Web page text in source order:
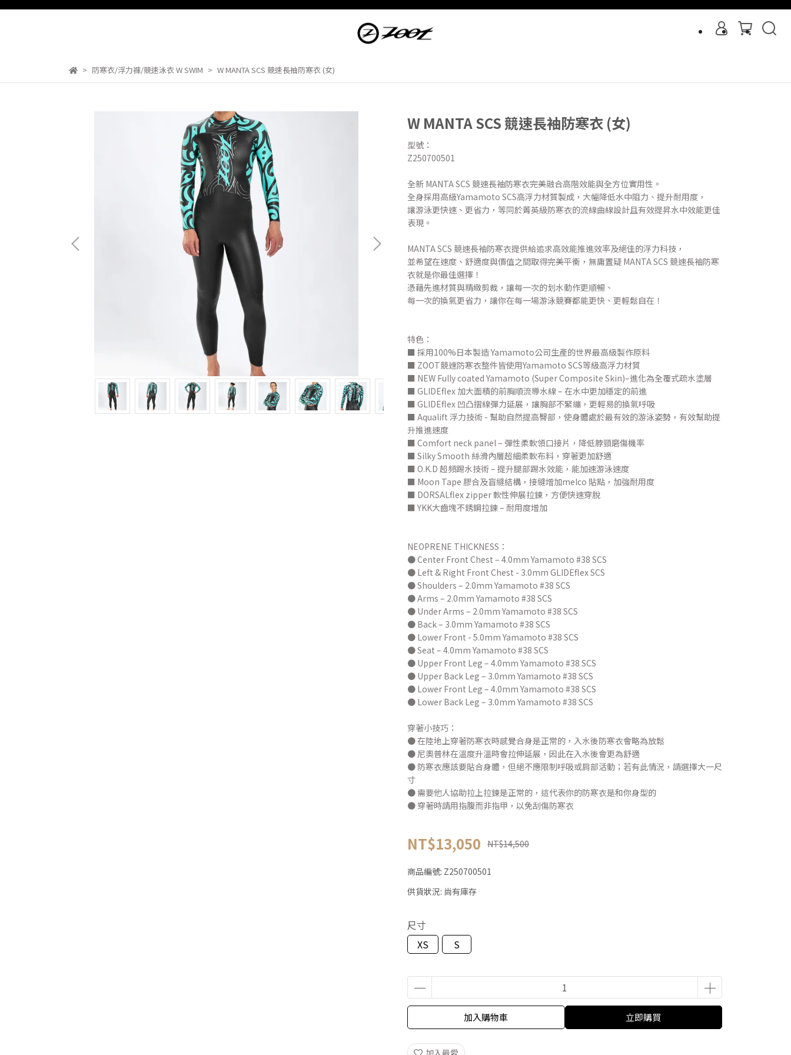
防寒衣/浮力褲/競速泳衣 W SWIM W MANTA SCS 競速長袖防寒衣 (女)
W MANTA SCS 競速長袖防寒衣 (女)
型號：
Z250700501
全新 MANTA SCS 競速長袖防寒衣完美融合高階效能與全方位實用性。
全身採用高級Yamamoto SCS高浮力材質製成，大幅降低水中阻力、提升耐用度，
讓游泳更快速、更省力，等同於菁英級防寒衣的流線曲線設計且有效提昇水中效能更佳
表現。
MANTA SCS 競速長袖防寒衣提供給追求高效能推進效率及絕佳的浮力科技，
並希望在速度、舒適度與價值之間取得完美平衡，無庸置疑 MANTA SCS 競速長袖防寒
衣就是你最佳選擇！
憑藉先進材質與精緻剪裁，讓每一次的划水動作更順暢、
每一次的換氣更省力，讓你在每一場游泳競賽都能更快、更輕鬆自在！
特色：
■ 採用100%日本製造 Yamamoto公司生產的世界最高級製作原料
■ ZOOT競速防寒衣整件皆使用Yamamoto SCS等級高浮力材質
■ NEW Fully coated Yamamoto (Super Composite Skin)–進化為全覆式疏水塗層
■ GLIDEflex 加大面積的前胸順流導水線 – 在水中更加穩定的前進
■ GLIDEflex 凹凸摺線彈力延展，讓胸部不緊繃，更輕易的換氣呼吸
■ Aqualift 浮力技術 - 幫助自然提高臀部，使身體處於最有效的游泳姿勢，有效幫助提
升推進速度
■ Comfort neck panel – 彈性柔軟領口接片，降低脖頸磨傷機率
■ Silky Smooth 絲滑內層超細柔軟布料，穿著更加舒適
■ O.K.D 超頻踢水技術 – 提升腿部踢水效能，能加速游泳速度
■ Moon Tape 膠合及盲縫結構，接縫增加melco 貼點，加強耐用度
■ DORSALflex zipper 軟性伸展拉鍊，方便快速穿脫
■ YKK大齒塊不銹鋼拉鍊 – 耐用度增加
NEOPRENE THICKNESS：
● Center Front Chest – 4.0mm Yamamoto #38 SCS
● Left & Right Front Chest - 3.0mm GLIDEflex SCS
● Shoulders – 2.0mm Yamamoto #38 SCS
● Arms – 2.0mm Yamamoto #38 SCS
● Under Arms – 2.0mm Yamamoto #38 SCS
● Back – 3.0mm Yamamoto #38 SCS
● Lower Front - 5.0mm Yamamoto #38 SCS
● Seat – 4.0mm Yamamoto #38 SCS
● Upper Front Leg – 4.0mm Yamamoto #38 SCS
● Upper Back Leg – 3.0mm Yamamoto #38 SCS
● Lower Front Leg – 4.0mm Yamamoto #38 SCS
● Lower Back Leg – 3.0mm Yamamoto #38 SCS
穿著小技巧：
● 在陸地上穿著防寒衣時感覺合身是正常的，入水後防寒衣會略為放鬆
● 尼奧普林在溫度升溫時會拉伸延展，因此在入水後會更為舒適
● 防寒衣應該要貼合身體，但絕不應限制呼吸或肩部活動；若有此情況，請選擇大一尺
寸
● 需要他人協助拉上拉鍊是正常的，這代表你的防寒衣是和你身型的
● 穿著時請用指腹而非指甲，以免刮傷防寒衣
NT$13,050 NT$14,500
商品編號: Z250700501
供貨狀況: 尚有庫存
尺寸
XS
S
加入購物車 立即購買
加入最愛